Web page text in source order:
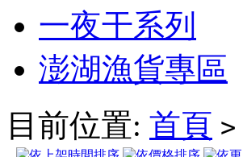
一夜干系列
澎湖漁貨專區
目前位置: 首頁 >